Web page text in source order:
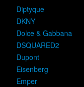
Diptyque
DKNY
Dolce & Gabbana
DSQUARED2
Dupont
Eisenberg
Emper